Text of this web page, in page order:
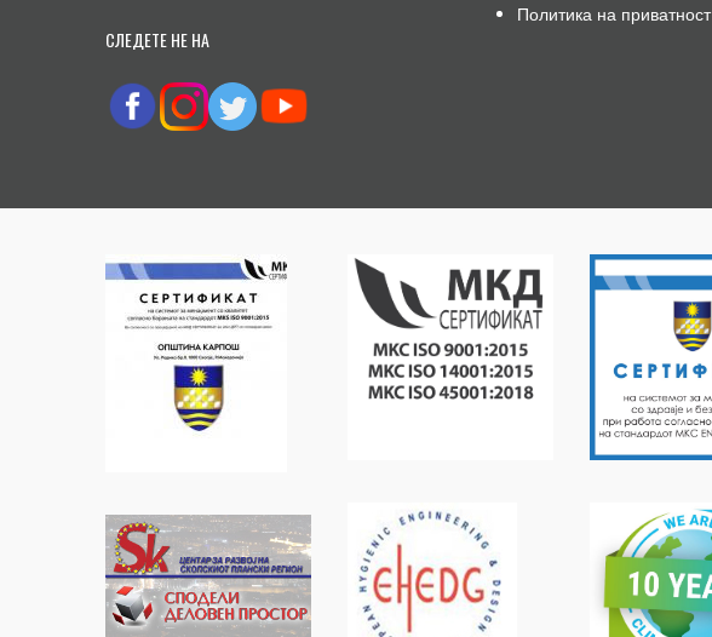
СЛЕДЕТЕ НЕ НА
Политика на приватност